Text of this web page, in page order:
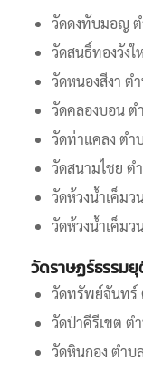
วัดดงทับมอญ ต
วัดสนธิ์ทองวังใ
วัดหนองสีงา ต
วัดคลองบอน ต
วัดท่าแคลง ตำ
วัดสนามไชย ต
วัดห้วงน้ำเค็ม
วัดห้วงน้ำเค็ม
วัดราษฏร์ธรรม
วัดทรัพย์จันทร์
วัดป่าคีรีเขต ต
วัดหินกอง ตำบ